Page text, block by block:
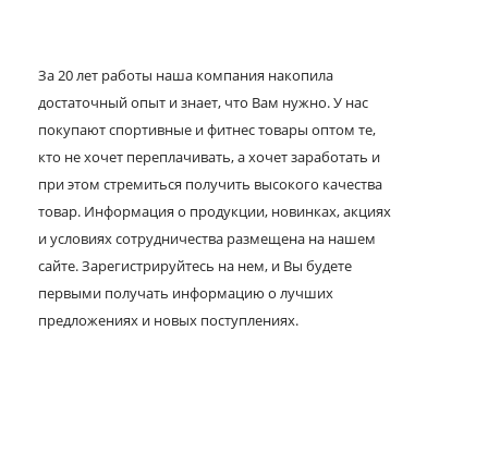
За 20 лет работы наша компания накопила
достаточный опыт и знает, что Вам нужно. У нас
покупают спортивные и фитнес товары оптом те,
кто не хочет переплачивать, а хочет заработать и
при этом стремиться получить высокого качества
товар. Информация о продукции, новинках, акциях
и условиях сотрудничества размещена на нашем
сайте. Зарегистрируйтесь на нем, и Вы будете
первыми получать информацию о лучших
предложениях и новых поступлениях.